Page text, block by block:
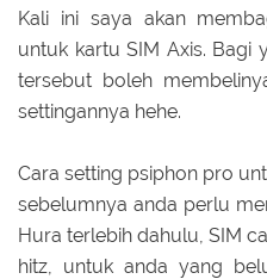
Kali ini saya akan
untuk kartu SIM Axis. Bagi
tersebut boleh
settingannya hehe.
Cara setting psiphon pro
sebelumnya anda perlu
Hura terlebih dahulu, SIM
hitz, untuk anda yang